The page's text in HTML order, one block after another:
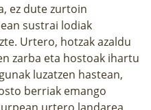
ez dute zurtoin
sustrai lodiak
Urtero, hotzak azaldu
zarba eta hostoak ihartu
luzatzen hastean,
berriak emango